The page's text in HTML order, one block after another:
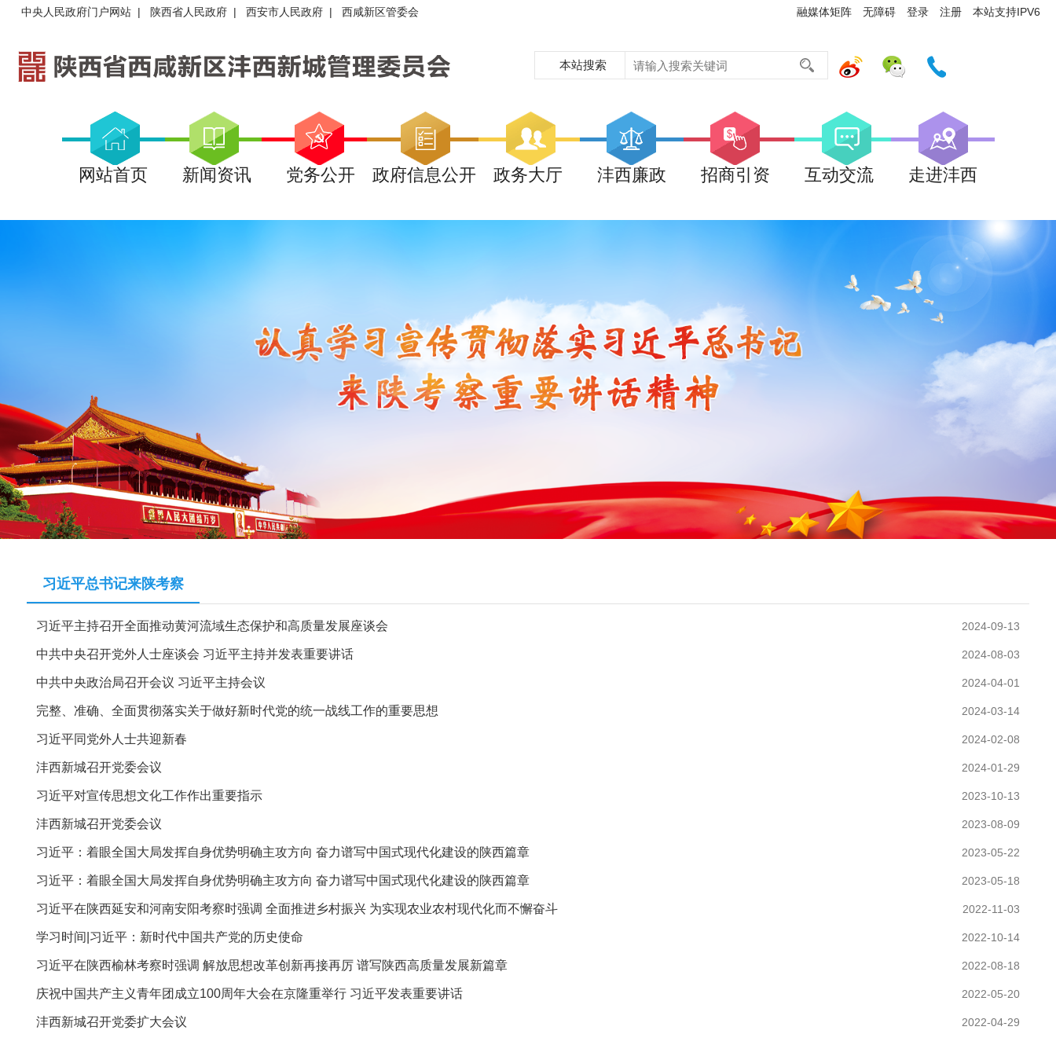
融媒体矩阵 无障碍 登录 注册 本站支持IPV6
中央人民政府门户网站 | 陕西省人民政府 | 西安市人民政府 | 西咸新区管委会
本站搜索
网站首页 新闻资讯 党务公开 政府信息公开 政务大厅 沣西廉政 招商引资 互动交流 走进沣西
习近平总书记来陕考察
2024-09-13
习近平主持召开全面推动黄河流域生态保护和高质量发展座谈会
2024-08-03
中共中央召开党外人士座谈会 习近平主持并发表重要讲话
2024-04-01
中共中央政治局召开会议 习近平主持会议
2024-03-14
完整、准确、全面贯彻落实关于做好新时代党的统一战线工作的重要思想
2024-02-08
习近平同党外人士共迎新春
2024-01-29
沣西新城召开党委会议
2023-10-13
习近平对宣传思想文化工作作出重要指示
2023-08-09
沣西新城召开党委会议
2023-05-22
习近平：着眼全国大局发挥自身优势明确主攻方向 奋力谱写中国式现代化建设的陕西篇章
2023-05-18
习近平：着眼全国大局发挥自身优势明确主攻方向 奋力谱写中国式现代化建设的陕西篇章
2022-11-03
习近平在陕西延安和河南安阳考察时强调 全面推进乡村振兴 为实现农业农村现代化而不懈奋斗
2022-10-14
学习时间|习近平：新时代中国共产党的历史使命
2022-08-18
习近平在陕西榆林考察时强调 解放思想改革创新再接再厉 谱写陕西高质量发展新篇章
2022-05-20
庆祝中国共产主义青年团成立100周年大会在京隆重举行 习近平发表重要讲话
2022-04-29
沣西新城召开党委扩大会议